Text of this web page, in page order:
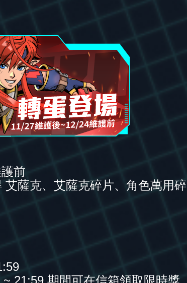
前
薩克、艾薩克碎片、角色萬用碎
21:59 期間可在信箱領取限時獎